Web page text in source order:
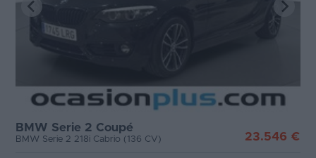
BMW Serie 2 Coupé
BMW Serie 2 218i Cabrio (136 CV) 23.546 €